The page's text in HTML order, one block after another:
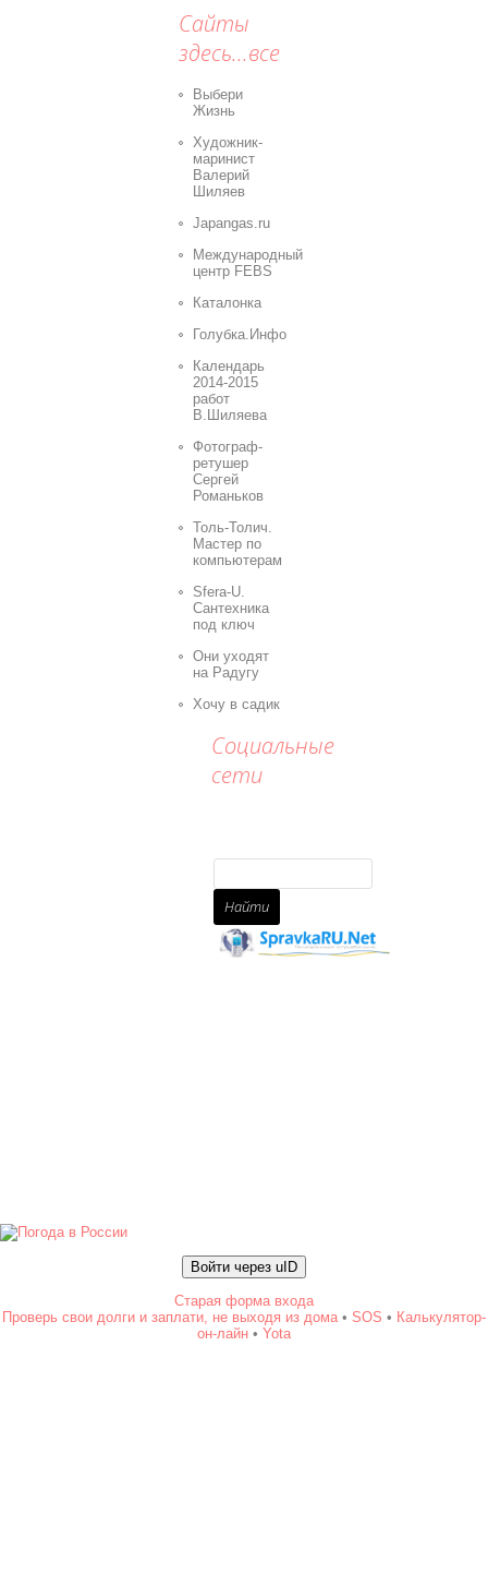
Сайты
здесь...все
Выбери
Жизнь
Художник-
маринист
Валерий
Шиляев
Japangas.ru
Международный
центр FEBS
Каталонка
Голубка.Инфо
Календарь
2014-2015
работ
В.Шиляева
Фотограф-
ретушер
Сергей
Романьков
Толь-Толич.
Мастер по
компьютерам
Sfera-U.
Сантехника
под ключ
Они уходят
на Радугу
Хочу в садик
Социальные
сети
Войти через uID
Старая форма входа
Проверь свои долги и заплати, не выходя из дома • SOS • Калькулятор-
он-лайн • Yota